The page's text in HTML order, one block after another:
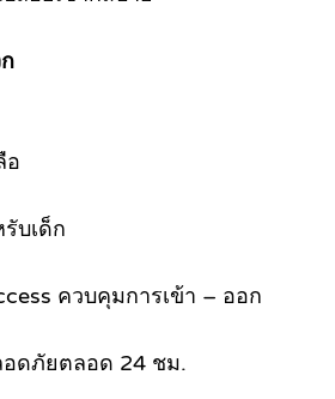
อ
บเด็ก
ควบคุมการเข้า – ออก
อดภัยตลอด 24 ชม.